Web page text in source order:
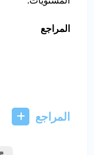
المراجع
المراجع